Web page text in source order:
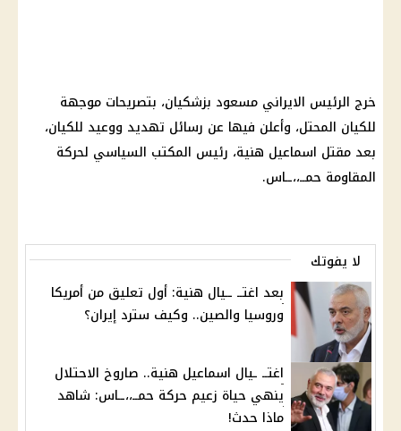
خرج الرئيس الايراني مسعود بزشكيان، بتصريحات موجهة
للكيان المحتل، وأعلن فيها عن رسائل تهديد ووعيد للكيان،
بعد مقتل اسماعيل هنية، رئيس المكتب السياسي لحركة
المقاومة حمــ،،ــاس.
لا يفوتك
بعد اغتــ ــيال هنية: أول تعليق من أمريكا
وروسيا والصين.. وكيف سترد إيران؟
اغتــ ـيال اسماعيل هنية.. صاروخ الاحتلال
ينهي حياة زعيم حركة حمــ،،ــاس: شاهد
ماذا حدث!